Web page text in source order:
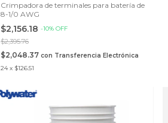
Crimpadora de terminales para batería de
8-1/0 AWG
$2,156.18 -10% OFF
$2,395.76
$2,048.37 con Transferencia Electrónica
24 x $126.51